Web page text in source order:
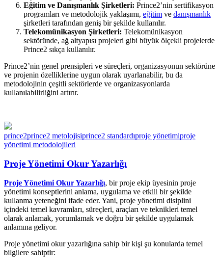
Eğitim ve Danışmanlık Şirketleri: Prince2’nin sertifikasyon
programları ve metodolojik yaklaşımı, eğitim ve danışmanlık
şirketleri tarafından geniş bir şekilde kullanılır.
Telekomünikasyon Şirketleri: Telekomünikasyon
sektöründe, ağ altyapısı projeleri gibi büyük ölçekli projelerde
Prince2 sıkça kullanılır.
Prince2’nin genel prensipleri ve süreçleri, organizasyonun sektörüne
ve projenin özelliklerine uygun olarak uyarlanabilir, bu da
metodolojinin çeşitli sektörlerde ve organizasyonlarda
kullanılabilirliğini artırır.
prince2prince2 metolojisiprince2 standardıproje yönetimiproje
yönetimi metodolojileri
Proje Yönetimi Okur Yazarlığı
Proje Yönetimi Okur Yazarlığı, bir proje ekip üyesinin proje
yönetimi konseptlerini anlama, uygulama ve etkili bir şekilde
kullanma yeteneğini ifade eder. Yani, proje yönetimi disiplini
içindeki temel kavramları, süreçleri, araçları ve teknikleri temel
olarak anlamak, yorumlamak ve doğru bir şekilde uygulamak
anlamına geliyor.
Proje yönetimi okur yazarlığına sahip bir kişi şu konularda temel
bilgilere sahiptir: